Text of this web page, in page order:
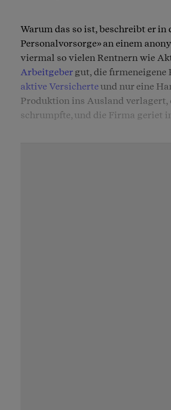
Warum das so ist, beschreibt er in
Personalvorsorge» an einem
viermal so vielen Rentnern wie
Arbeitgeber gut, die firmeneigene
aktive Versicherteund nur eine
Produktion ins Ausland verlagert,
schrumpfte, und die Firma geriet